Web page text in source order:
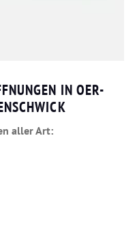
IN OER-
aller Art: